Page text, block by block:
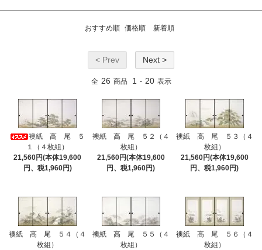
おすすめ順 価格順 新着順
< Prev Next >
全 26 商品 1 - 20 表示
襖紙 高 尾 ５
１（４枚組）
21,560円(本体19,600
円、税1,960円)
襖紙 高 尾 ５２（４
枚組）
21,560円(本体19,600
円、税1,960円)
襖紙 高 尾 ５３（４
枚組）
21,560円(本体19,600
円、税1,960円)
襖紙 高 尾 ５４（４
枚組）
襖紙 高 尾 ５５（４
枚組）
襖紙 高 尾 ５６（４
枚組）